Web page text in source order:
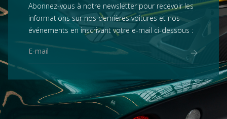
Abonnez-vous à notre newsletter pour recevoir les
informations sur nos dernières voitures et nos
événements en inscrivant votre e-mail ci-dessous :